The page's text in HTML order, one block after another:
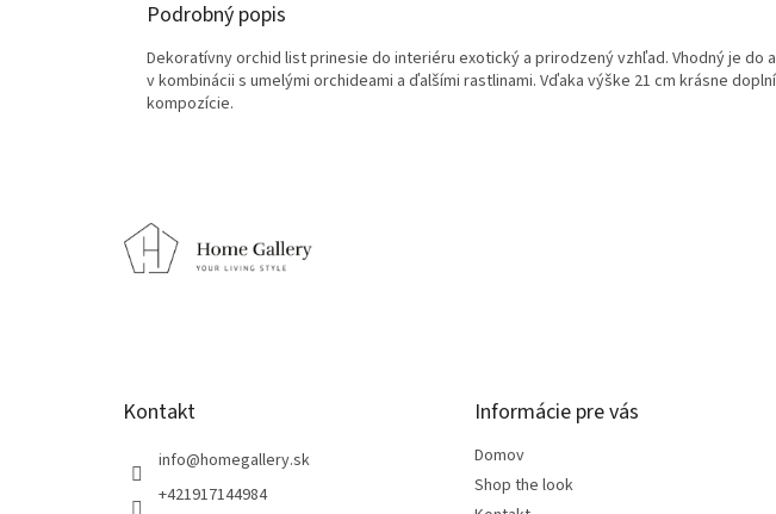
Podrobný popis
Dekoratívny orchid list prinesie do interiéru exotický a prirodzený vzhľad. Vhodný je do
v kombinácii s umelými orchideami a ďalšími rastlinami. Vďaka výške 21 cm krásne
kompozície.
Kontakt
info@homegallery.sk
+421917144984
Informácie pre vás
Domov
Shop the look